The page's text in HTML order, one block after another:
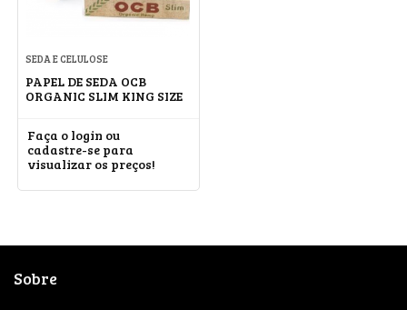
SEDA E CELULOSE
PAPEL DE SEDA OCB
ORGANIC SLIM KING SIZE
Faça o login ou
cadastre-se para
visualizar os preços!
Sobre